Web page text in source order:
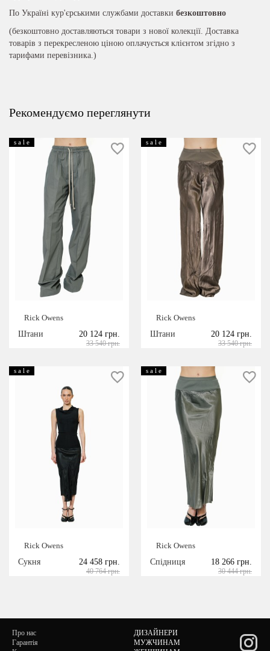
По Україні кур'єрськими службами доставки безкоштовно
(безкоштовно доставляються товари з нової колекції. Доставка
товарів з перекресленою ціною оплачується клієнтом згідно з
тарифами перевізника.)
Рекомендуємо переглянути
s a l e
Rick Owens
Штани
20 124 грн.
33 540 грн.
s a l e
Rick Owens
Штани
20 124 грн.
33 540 грн.
s a l e
Rick Owens
Сукня
24 458 грн.
40 764 грн.
s a l e
Rick Owens
Спідниця
18 266 грн.
30 444 грн.
Про нас
Гарантія
ДИЗАЙНЕРИ
МУЖЧИНАМ